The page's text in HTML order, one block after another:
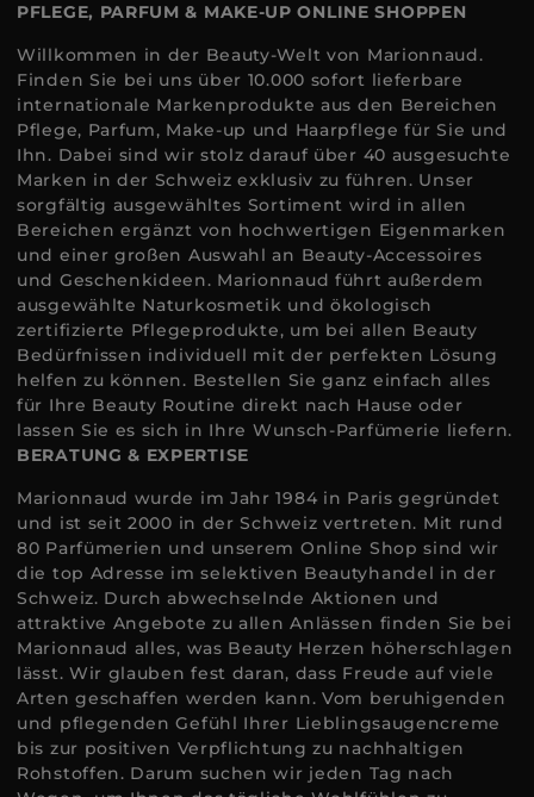
PFLEGE, PARFUM & MAKE-UP ONLINE SHOPPEN
Willkommen in der Beauty-Welt von Marionnaud.
Finden Sie bei uns über 10.000 sofort lieferbare
internationale Markenprodukte aus den Bereichen
Pflege, Parfum, Make-up und Haarpflege für Sie und
Ihn. Dabei sind wir stolz darauf über 40 ausgesuchte
Marken in der Schweiz exklusiv zu führen. Unser
sorgfältig ausgewähltes Sortiment wird in allen
Bereichen ergänzt von hochwertigen Eigenmarken
und einer großen Auswahl an Beauty-Accessoires
und Geschenkideen. Marionnaud führt außerdem
ausgewählte Naturkosmetik und ökologisch
zertifizierte Pflegeprodukte, um bei allen Beauty
Bedürfnissen individuell mit der perfekten Lösung
helfen zu können. Bestellen Sie ganz einfach alles
für Ihre Beauty Routine direkt nach Hause oder
lassen Sie es sich in Ihre Wunsch-Parfümerie liefern.
BERATUNG & EXPERTISE
Marionnaud wurde im Jahr 1984 in Paris gegründet
und ist seit 2000 in der Schweiz vertreten. Mit rund
80 Parfümerien und unserem Online Shop sind wir
die top Adresse im selektiven Beautyhandel in der
Schweiz. Durch abwechselnde Aktionen und
attraktive Angebote zu allen Anlässen finden Sie bei
Marionnaud alles, was Beauty Herzen höherschlagen
lässt. Wir glauben fest daran, dass Freude auf viele
Arten geschaffen werden kann. Vom beruhigenden
und pflegenden Gefühl Ihrer Lieblingsaugencreme
bis zur positiven Verpflichtung zu nachhaltigen
Rohstoffen. Darum suchen wir jeden Tag nach